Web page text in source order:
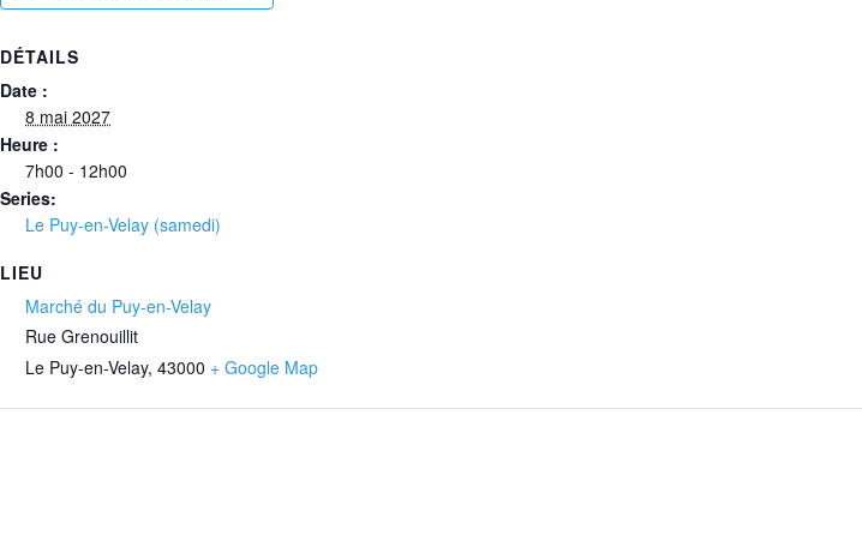
DÉTAILS
Date :
8 mai 2027
Heure :
7h00 - 12h00
Series:
Le Puy-en-Velay (samedi)
LIEU
Marché du Puy-en-Velay
Rue Grenouillit
Le Puy-en-Velay, 43000 + Google Map